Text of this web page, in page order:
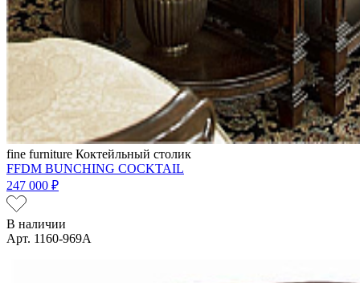
fine furniture Коктейльный столик
FFDM BUNCHING COCKTAIL
247 000 ₽
В наличии
Арт. 1160-969A